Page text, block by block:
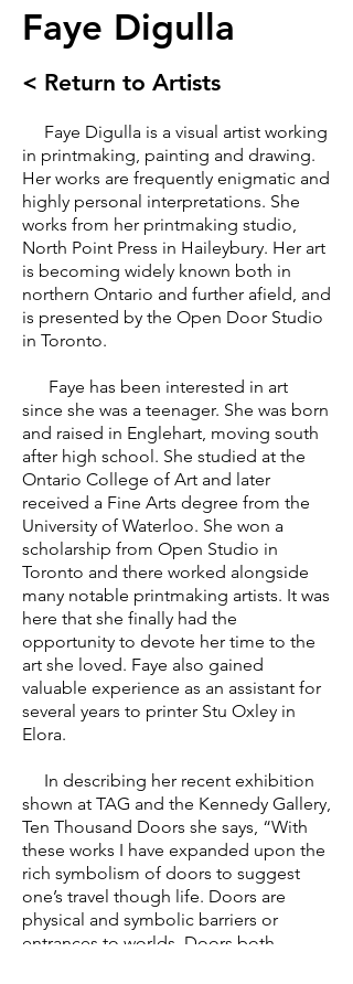
Faye Digulla
< Return to Artists
Faye Digulla is a visual artist working
in printmaking, painting and drawing.
Her works are frequently enigmatic and
highly personal interpretations. She
works from her printmaking studio,
North Point Press in Haileybury. Her art
is becoming widely known both in
northern Ontario and further afield, and
is presented by the Open Door Studio
in Toronto.
Faye has been interested in art
since she was a teenager. She was born
and raised in Englehart, moving south
after high school. She studied at the
Ontario College of Art and later
received a Fine Arts degree from the
University of Waterloo. She won a
scholarship from Open Studio in
Toronto and there worked alongside
many notable printmaking artists. It was
here that she finally had the
opportunity to devote her time to the
art she loved. Faye also gained
valuable experience as an assistant for
several years to printer Stu Oxley in
Elora.
In describing her recent exhibition
shown at TAG and the Kennedy Gallery,
Ten Thousand Doors she says, “With
these works I have expanded upon the
rich symbolism of doors to suggest
one’s travel though life. Doors are
physical and symbolic barriers or
entrances to worlds. Doors both